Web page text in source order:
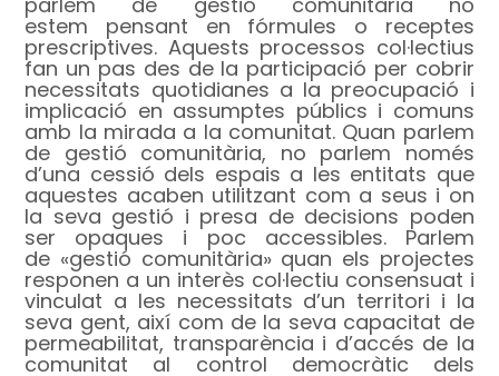
estem pensant en fórmules o receptes
prescriptives. Aquests processos col·lectius
fan un pas des de la participació per cobrir
necessitats quotidianes a la preocupació i
implicació en assumptes públics i comuns
amb la mirada a la comunitat. Quan parlem
de gestió comunitària, no parlem només
d’una cessió dels espais a les entitats que
aquestes acaben utilitzant com a seus i on
la seva gestió i presa de decisions poden
ser opaques i poc accessibles. Parlem
de «gestió comunitària» quan els projectes
responen a un interès col·lectiu consensuat i
vinculat a les necessitats d’un territori i la
seva gent, així com de la seva capacitat de
permeabilitat, transparència i d’accés de la
comunitat al control democràtic dels